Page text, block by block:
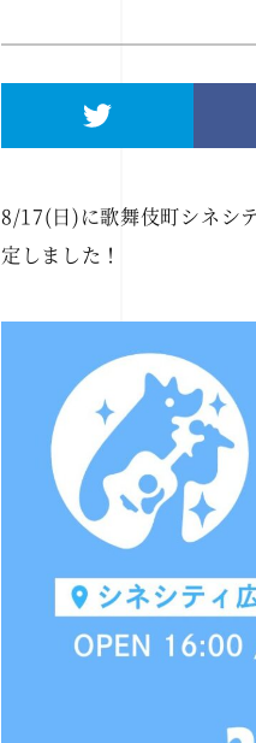
8/17(日)に歌舞伎町シネ
定しました！